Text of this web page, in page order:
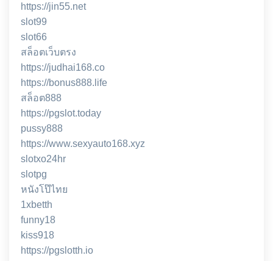
https://jin55.net
slot99
slot66
สล็อตเว็บตรง
https://judhai168.co
https://bonus888.life
สล็อต888
https://pgslot.today
pussy888
https://www.sexyauto168.xyz
slotxo24hr
slotpg
หนังโป๊ไทย
1xbetth
funny18
kiss918
https://pgslotth.io